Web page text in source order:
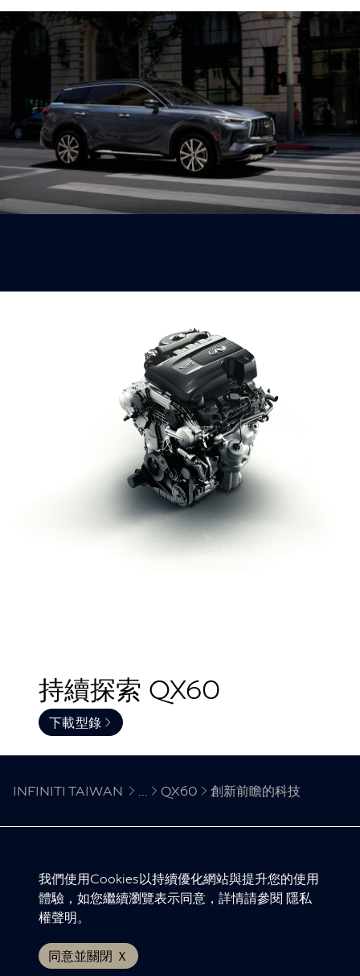
持續探索 QX60
下載型錄
INFINITI TAIWAN QX60 創新前瞻的科技
隱私權聲明
版權聲明
免責聲明
© INFINITI 2024
我們使用Cookies以持續優化網站與提升您的使用
體驗，如您繼續瀏覽表示同意，詳情請參閱 隱私
權聲明。
同意並關閉 Ｘ